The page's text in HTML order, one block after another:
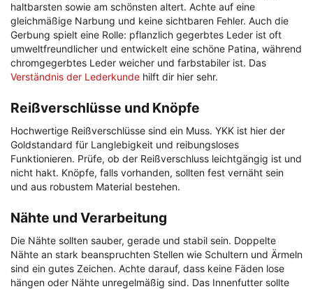
haltbarsten sowie am schönsten altert. Achte auf eine
gleichmäßige Narbung und keine sichtbaren Fehler. Auch die
Gerbung spielt eine Rolle: pflanzlich gegerbtes Leder ist oft
umweltfreundlicher und entwickelt eine schöne Patina, während
chromgegerbtes Leder weicher und farbstabiler ist. Das
Verständnis der Lederkunde hilft dir hier sehr.
Reißverschlüsse und Knöpfe
Hochwertige Reißverschlüsse sind ein Muss. YKK ist hier der
Goldstandard für Langlebigkeit und reibungsloses
Funktionieren. Prüfe, ob der Reißverschluss leichtgängig ist und
nicht hakt. Knöpfe, falls vorhanden, sollten fest vernäht sein
und aus robustem Material bestehen.
Nähte und Verarbeitung
Die Nähte sollten sauber, gerade und stabil sein. Doppelte
Nähte an stark beanspruchten Stellen wie Schultern und Ärmeln
sind ein gutes Zeichen. Achte darauf, dass keine Fäden lose
hängen oder Nähte unregelmäßig sind. Das Innenfutter sollte